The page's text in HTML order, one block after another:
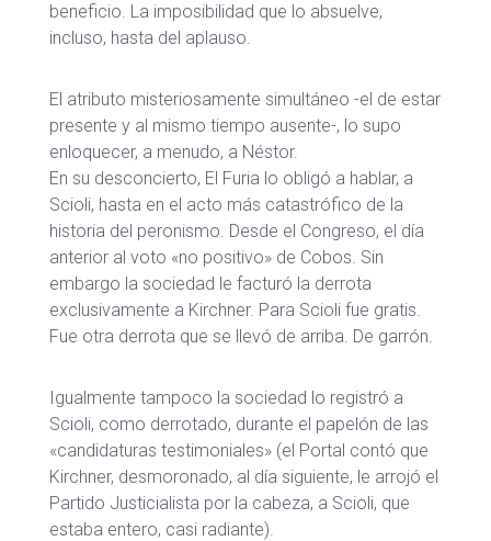
beneficio. La imposibilidad que lo absuelve,
incluso, hasta del aplauso.
El atributo misteriosamente simultáneo -el de estar
presente y al mismo tiempo ausente-, lo supo
enloquecer, a menudo, a Néstor.
En su desconcierto, El Furia lo obligó a hablar, a
Scioli, hasta en el acto más catastrófico de la
historia del peronismo. Desde el Congreso, el día
anterior al voto «no positivo» de Cobos. Sin
embargo la sociedad le facturó la derrota
exclusivamente a Kirchner. Para Scioli fue gratis.
Fue otra derrota que se llevó de arriba. De garrón.
Igualmente tampoco la sociedad lo registró a
Scioli, como derrotado, durante el papelón de las
«candidaturas testimoniales» (el Portal contó que
Kirchner, desmoronado, al día siguiente, le arrojó el
Partido Justicialista por la cabeza, a Scioli, que
estaba entero, casi radiante).